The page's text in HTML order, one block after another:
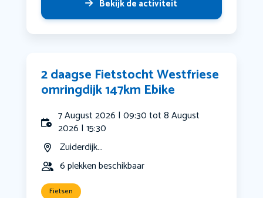
Bekijk de activiteit
2 daagse Fietstocht Westfriese
omringdijk 147km Ebike
7 August 2026 | 09:30 tot 8 August
2026 | 15:30
Zuiderdijk...
6 plekken beschikbaar
Fietsen